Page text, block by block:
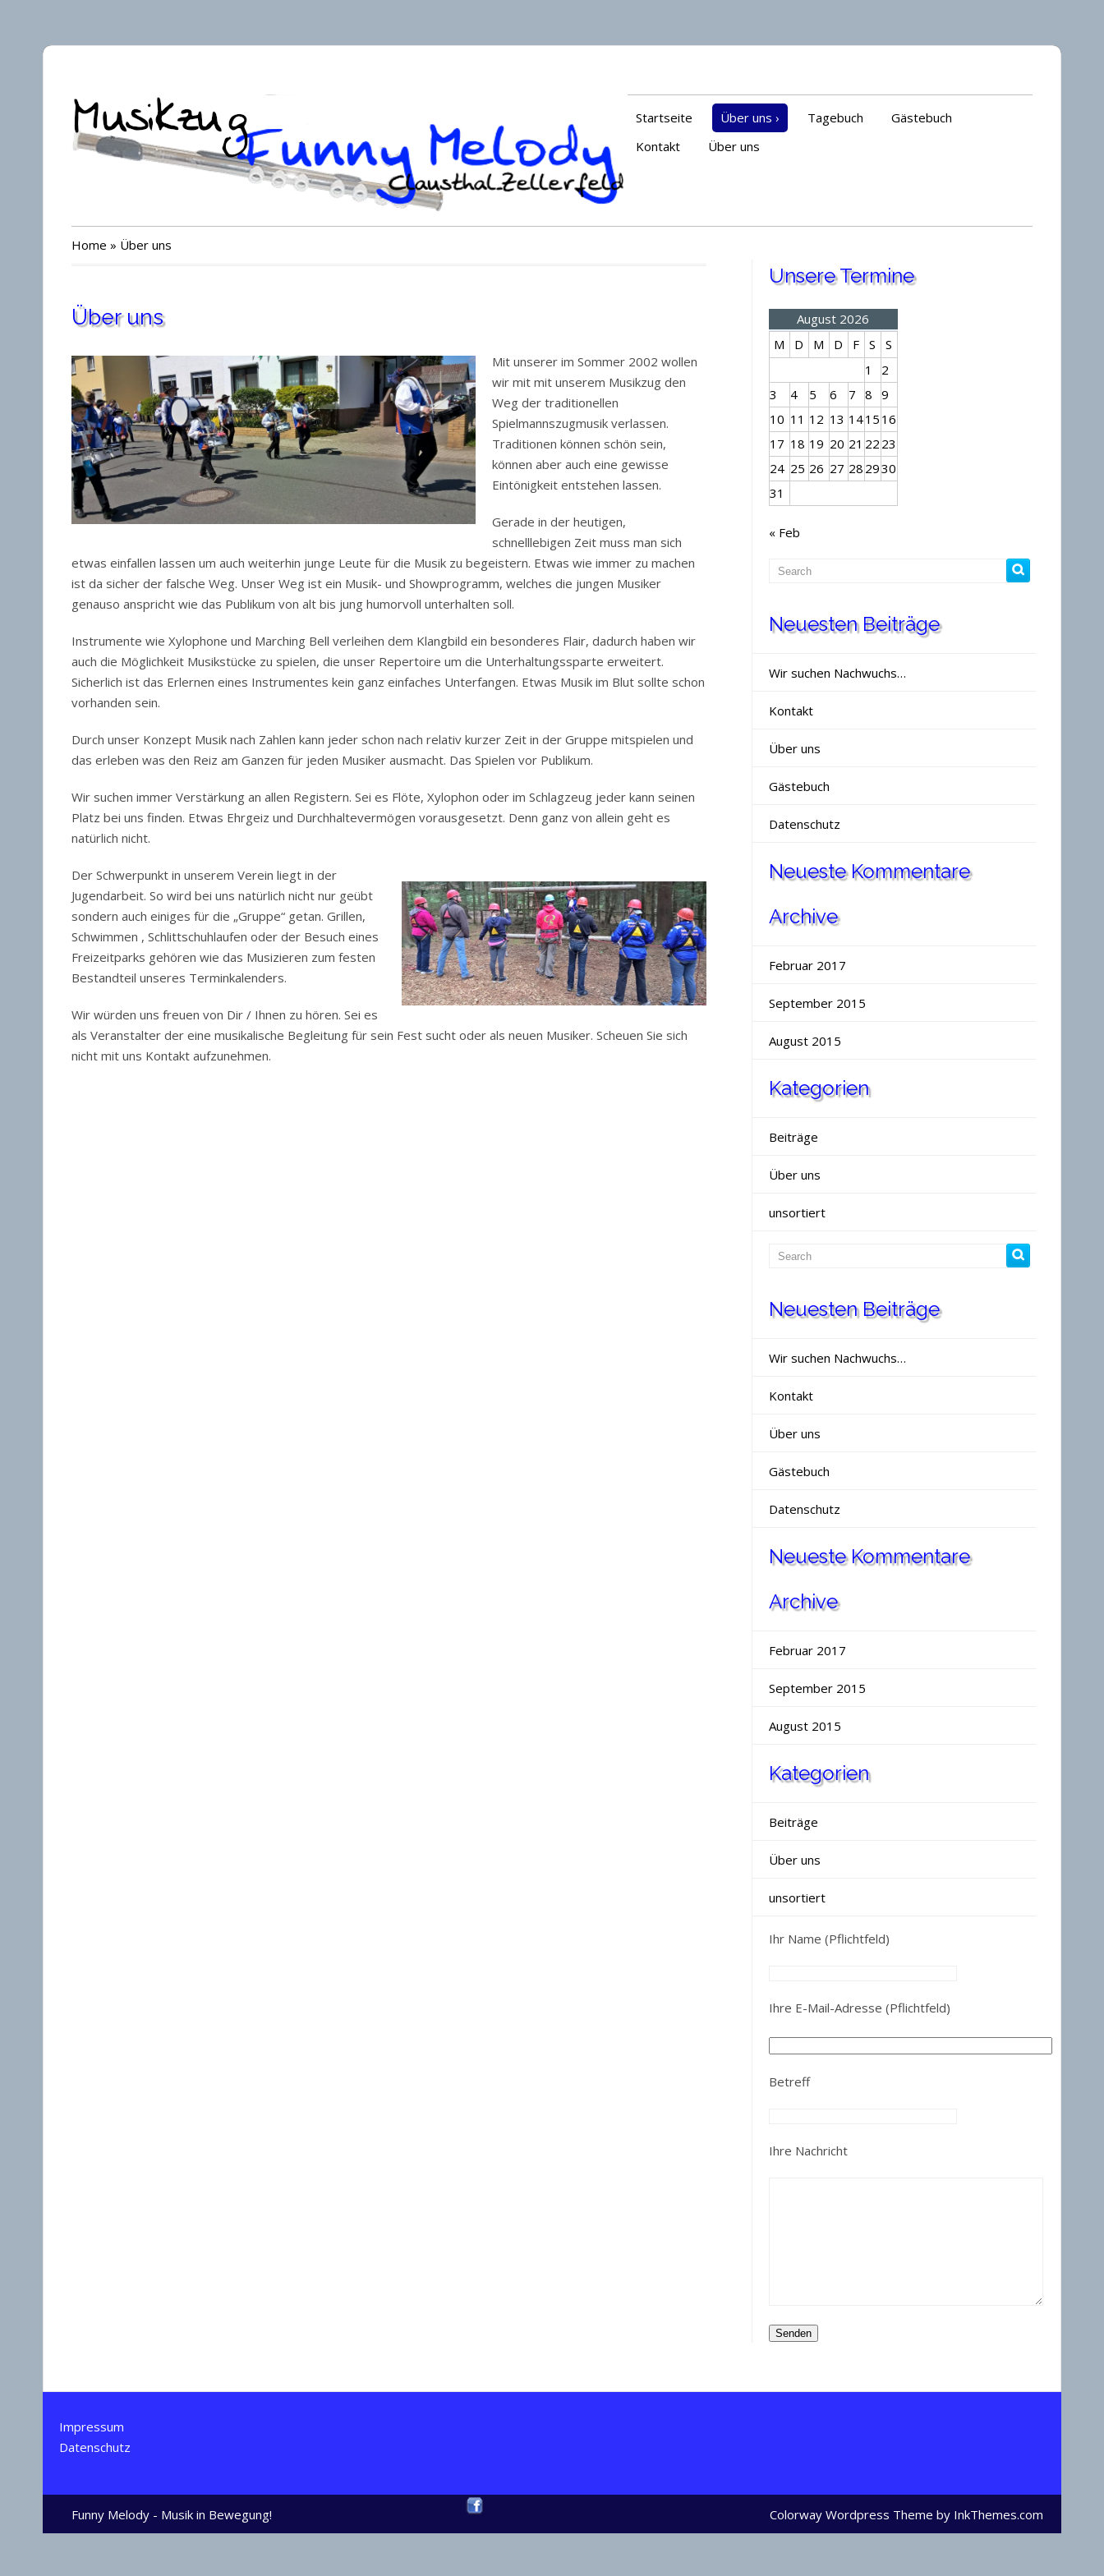
Startseite Über uns › Tagebuch
Gästebuch
Kontakt
Über uns
Home » Über uns
Über uns
Mit unserer im Sommer 2002 wollen
wir mit mit unserem Musikzug den
Weg der traditionellen
Spielmannszugmusik verlassen.
Traditionen können schön sein,
können aber auch eine gewisse
Eintönigkeit entstehen lassen.
Gerade in der heutigen,
schnelllebigen Zeit muss man sich
etwas einfallen lassen um auch weiterhin junge Leute für die Musik zu begeistern. Etwas wie immer zu machen
ist da sicher der falsche Weg. Unser Weg ist ein Musik- und Showprogramm, welches die jungen Musiker
genauso anspricht wie das Publikum von alt bis jung humorvoll unterhalten soll.
Instrumente wie Xylophone und Marching Bell verleihen dem Klangbild ein besonderes Flair, dadurch haben wir
auch die Möglichkeit Musikstücke zu spielen, die unser Repertoire um die Unterhaltungssparte erweitert.
Sicherlich ist das Erlernen eines Instrumentes kein ganz einfaches Unterfangen. Etwas Musik im Blut sollte schon
vorhanden sein.
Durch unser Konzept Musik nach Zahlen kann jeder schon nach relativ kurzer Zeit in der Gruppe mitspielen und
das erleben was den Reiz am Ganzen für jeden Musiker ausmacht. Das Spielen vor Publikum.
Wir suchen immer Verstärkung an allen Registern. Sei es Flöte, Xylophon oder im Schlagzeug jeder kann seinen
Platz bei uns finden. Etwas Ehrgeiz und Durchhaltevermögen vorausgesetzt. Denn ganz von allein geht es
natürlich nicht.
Der Schwerpunkt in unserem Verein liegt in der
Jugendarbeit. So wird bei uns natürlich nicht nur geübt
sondern auch einiges für die „Gruppe“ getan. Grillen,
Schwimmen , Schlittschuhlaufen oder der Besuch eines
Freizeitparks gehören wie das Musizieren zum festen
Bestandteil unseres Terminkalenders.
Wir würden uns freuen von Dir / Ihnen zu hören. Sei es
als Veranstalter der eine musikalische Begleitung für sein Fest sucht oder als neuen Musiker. Scheuen Sie sich
nicht mit uns Kontakt aufzunehmen.
Unsere Termine
August 2026
M
D M D F S
S
1
2
3
4 5 6 7 8 9
10 11 12 13 1415 16
17 18 19 20 21 22 23
24 25 26 27 28 2930
31
« Feb
Neuesten Beiträge
Wir suchen Nachwuchs…
Kontakt
Über uns
Gästebuch
Datenschutz
Neueste Kommentare
Archive
Februar 2017
September 2015
August 2015
Kategorien
Beiträge
Über uns
unsortiert
Neuesten Beiträge
Wir suchen Nachwuchs…
Kontakt
Über uns
Gästebuch
Datenschutz
Neueste Kommentare
Archive
Februar 2017
September 2015
August 2015
Kategorien
Beiträge
Über uns
unsortiert
Ihr Name (Pflichtfeld)
Ihre E-Mail-Adresse (Pflichtfeld)
Betreff
Ihre Nachricht
Impressum
Datenschutz
Funny Melody - Musik in Bewegung! Colorway Wordpress Theme by InkThemes.com